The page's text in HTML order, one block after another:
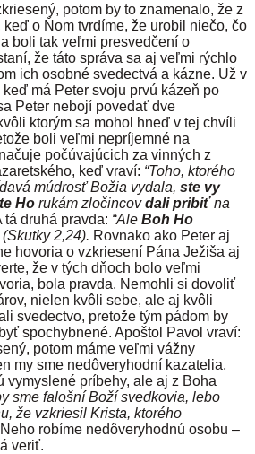
potom by to znamenalo, že z
keď o Ňom tvrdíme, že urobil niečo, čo
boli tak veľmi presvedčení o
že táto správa sa aj veľmi rýchlo
ich osobné svedectvá a kázne. Už v
má Peter svoju prvú kázeň po
Peter nebojí povedať dve
ktorým sa mohol hneď v tej chvíli
boli veľmi nepríjemné na
počúvajúcich za vinných z
keď vraví: “Toho, ktorého
múdrosť Božia vydala, ste vy
Ho rukám zločincovdali pribiťna
tá druhá pravda: “Ale Boh Ho
(Skutky 2,24). Rovnako ako Peter aj
hovoria o vzkriesení Pána Ježiša aj
že v tých dňoch bolo veľmi
bola pravda. Nemohli si dovoliť
nielen kvôli sebe, ale aj kvôli
svedectvo, pretože tým pádom by
spochybnené. Apoštol Pavol vraví:
potom máme veľmi vážny
my sme nedôveryhodní kazatelia,
vymyslené príbehy, ale aj z Boha
sme falošní Boží svedkovia, lebo
že vzkriesil Krista, ktorého
robíme nedôveryhodnú osobu –
veriť.